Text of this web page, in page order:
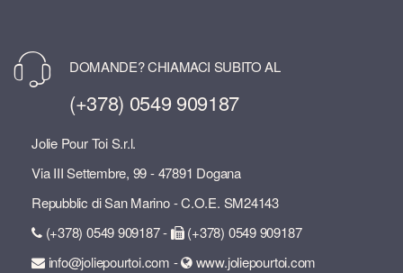
DOMANDE? CHIAMACI SUBITO AL
(+378) 0549 909187
Jolie Pour Toi S.r.l.
Via III Settembre, 99 - 47891 Dogana
Repubblic di San Marino - C.O.E. SM24143
(+378) 0549 909187 -
(+378) 0549 909187
info@joliepourtoi.com -
www.joliepourtoi.com